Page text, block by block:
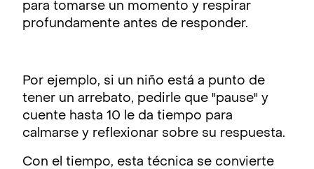
para tomarse un momento y respirar
profundamente antes de responder.
Por ejemplo, si un niño está a punto de
tener un arrebato, pedirle que "pause" y
cuente hasta 10 le da tiempo para
calmarse y reflexionar sobre su respuesta.
Con el tiempo, esta técnica se convierte